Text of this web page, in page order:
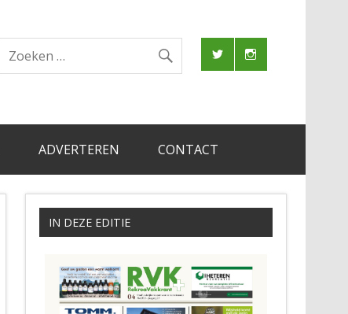
ADVERTEREN CONTACT
IN DEZE EDITIE